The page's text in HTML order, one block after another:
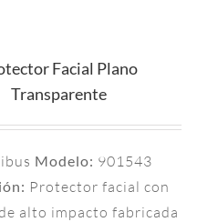
Facial Plano
Transparente
Modelo: 901543
Protector facial con
alto impacto fabricada